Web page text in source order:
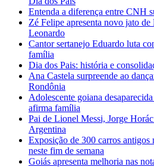
Entenda a diferença entre CNH
Zé Felipe apresenta novo jato
Leonardo
Cantor sertanejo Eduardo luta
família
Dia dos Pais: história e
Ana Castela surpreende ao
Rondônia
Adolescente goiana
afirma família
Pai de Lionel Messi, Jorge
Argentina
Exposição de 300 carros
neste fim de semana
Goiás apresenta melhoria nas